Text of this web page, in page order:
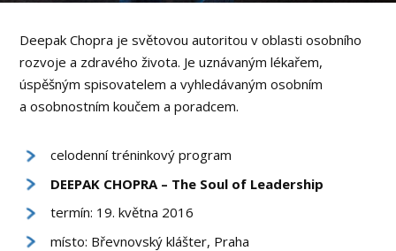
Deepak Chopra je světovou autoritou v oblasti osobního
rozvoje a zdravého života. Je uznávaným lékařem,
úspěšným spisovatelem a vyhledávaným osobním
a osobnostním koučem a poradcem.
celodenní tréninkový program
DEEPAK CHOPRA – The Soul of Leadership
termín: 19. května 2016
místo: Břevnovský klášter, Praha